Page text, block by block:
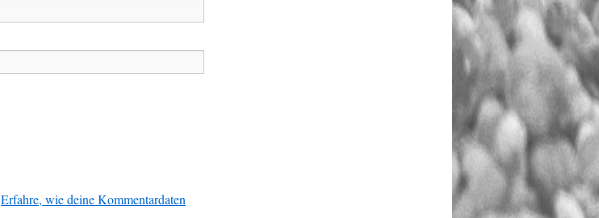
Erfahre, wie deine Kommentardaten